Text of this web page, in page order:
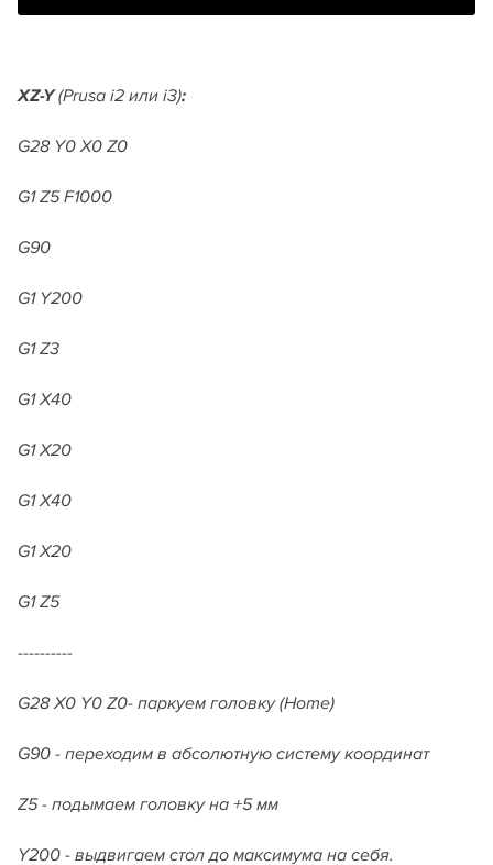
XZ-Y(Prusa i2 или i3):
G28 Y0 X0 Z0
G1 Z5 F1000
G90
G1 Y200
G1 Z3
G1 X40
G1 X20
G1 X40
G1 X20
G1 Z5
----------
G28 X0 Y0 Z0- паркуем головку (Home)
G90 - переходим в абсолютную систему координат
Z5 - подымаем головку на +5 мм
Y200 - выдвигаем стол до максимума на себя.